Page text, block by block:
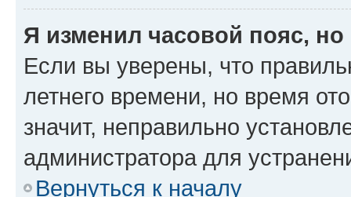
Я изменил часовой пояс,
Если вы уверены, что
летнего времени, но время
значит, неправильно
администратора для
Вернуться к началу